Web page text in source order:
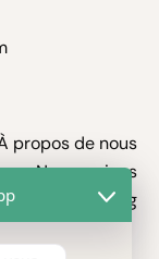
propos de nous
Nos services
Blog